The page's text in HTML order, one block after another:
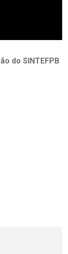
do SINTEFPB